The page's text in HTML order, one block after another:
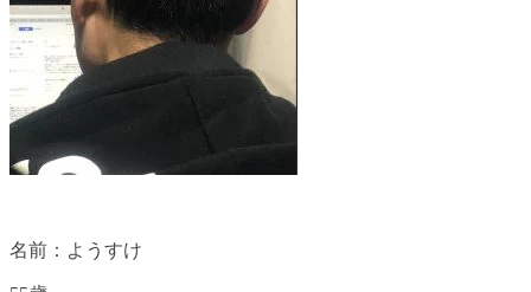
名前：ようすけ